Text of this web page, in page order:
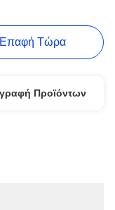
Επαφή Τώρα
Προϊόντων